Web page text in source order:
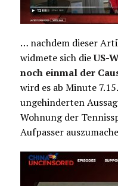
… nachdem dieser
widmete sich dieUS-
noch einmal der
wird es ab Minute
ungehinderten
Wohnung der
Aufpasser